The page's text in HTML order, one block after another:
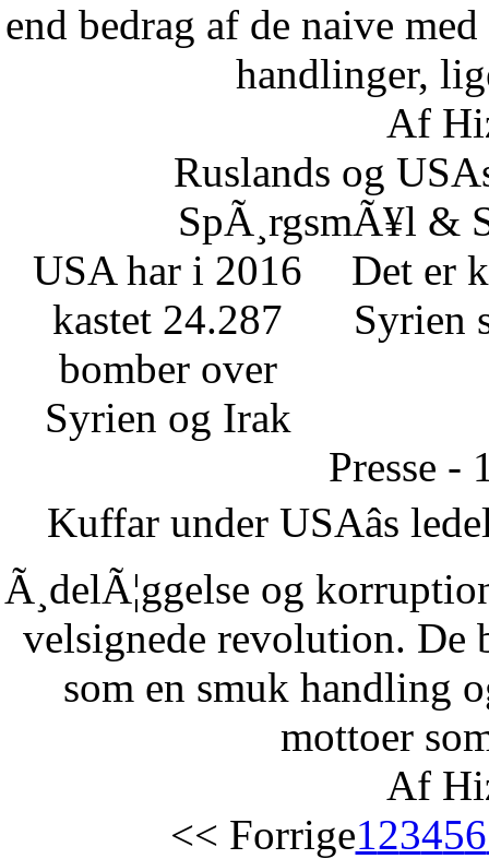
end bedrag af de naive
handlinger,
Af
Ruslands og
SpÃ¸rgsmÃ¥l &
Det er
Syrien
USA har i 2016
kastet 24.287
bomber over
Syrien og Irak
Presse -
Kuffar under USAâs
Ã¸delÃ¦ggelse og
velsignede revolution. De
som en smuk handling
mottoer
Af
<< Forrige123456